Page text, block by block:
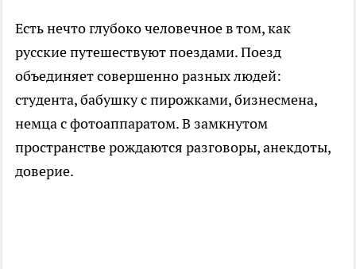
Есть нечто глубоко человечное в том, как
русские путешествуют поездами. Поезд
объединяет совершенно разных людей:
студента, бабушку с пирожками, бизнесмена,
немца с фотоаппаратом. В замкнутом
пространстве рождаются разговоры, анекдоты,
доверие.